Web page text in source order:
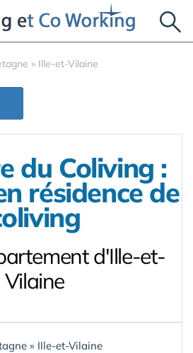
» Ille-et-Vilaine
du Coliving :
résidence de
d'Ille-et-
Vilaine
» Ille-et-Vilaine